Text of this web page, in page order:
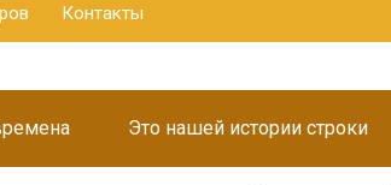
Контакты
Это нашей истории строки